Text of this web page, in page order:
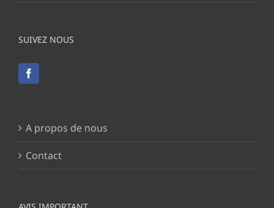
SUIVEZ NOUS
A propos de nous
Contact